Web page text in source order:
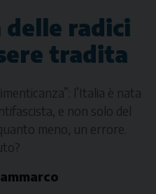
delle radici
tradita
l’Italia è nata
e non solo del
meno, un errore.